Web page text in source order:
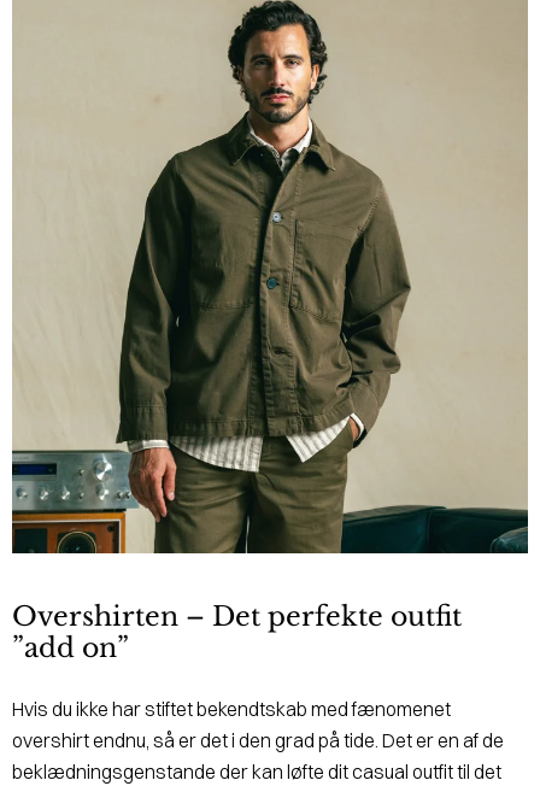
Overshirten – Det perfekte outfit
”add on”
Hvis du ikke har stiftet bekendtskab med fænomenet
overshirt endnu, så er det i den grad på tide. Det er en af de
beklædningsgenstande der kan løfte dit casual outfit til det